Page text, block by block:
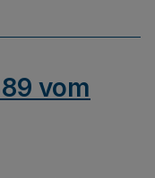
vom